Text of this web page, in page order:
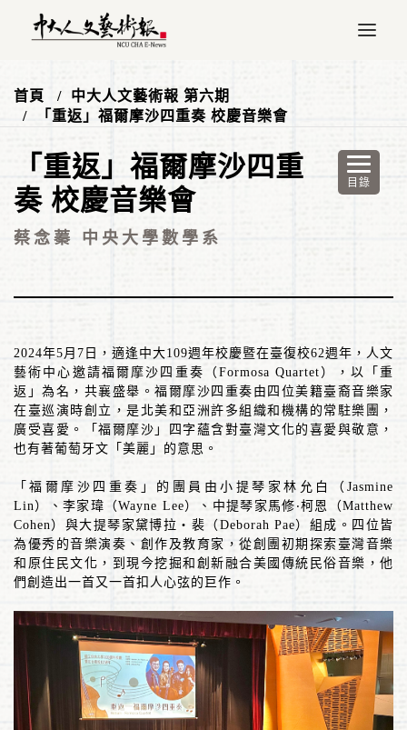
首頁
中大人文藝術報 第六期
「重返」福爾摩沙四重奏 校慶音樂會
「重返」福爾摩沙四重
奏 校慶音樂會
蔡念蓁 中央大學數學系
2024年5月 7 日，適逢中大109週年校慶暨在臺復校62週年，人文
藝術中心邀請福爾摩沙四重奏（Formosa Quartet ），以「重
返」為名，共襄盛舉。福爾摩沙四重奏由四位美籍臺裔音樂家
在臺巡演時創立，是北美和亞洲許多組織和機構的常駐樂團，
廣受喜愛。「福爾摩沙」四字蘊含對臺灣文化的喜愛與敬意，
也有著葡萄牙文「美麗」的意思。
「福爾摩沙四重奏」的團員由小提琴家林允白（ Jasmine
Lin）、李家瑋（Wayne Lee）、中提琴家馬修 ‧柯恩（Matthew
Cohen）與大提琴家黛博拉‧裴（ Deborah Pae）組成。四位皆
為優秀的音樂演奏、創作及教育家，從創團初期探索臺灣音樂
和原住民文化，到現今挖掘和創新融合美國傳統民俗音樂，他
們創造出一首又一首扣人心弦的巨作。